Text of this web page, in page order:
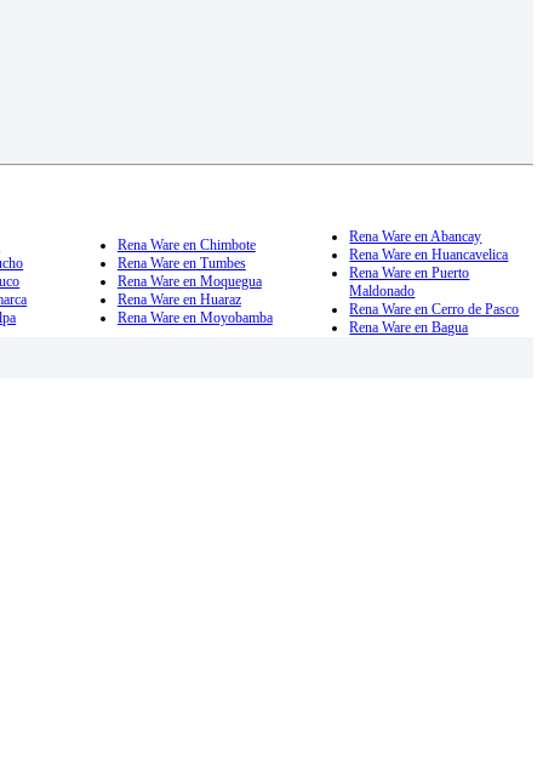
Rena Ware en Chimbote
Rena Ware en Tumbes
Rena Ware en Moquegua
Rena Ware en Huaraz
Rena Ware en Moyobamba
Rena Ware en Abancay
Rena Ware en Huancavelica
Rena Ware en Puerto
Maldonado
Rena Ware en Cerro de Pasco
Rena Ware en Bagua